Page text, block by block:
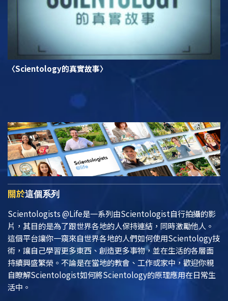
〈Scientology的真實故事〉
關於這個系列
Scientologists @Life是一系列由Scientologist自行拍攝的影
片，其目的是為了跟世界各地的人保持連結，同時激勵他人。
這個平台讓你一窺來自世界各地的人們如何使用Scientology技
術，讓自己學習更多東西、創造更多事物，並在生活的各層面
持續興盛繁榮。不論是在當地的教會、工作或家中，歡迎你親
自瞭解Scientologist如何將Scientology的原理應用在日常生
活中。